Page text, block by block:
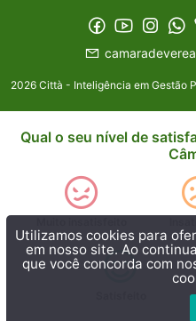
2026 Città - Inteligência em Gestão
Utilizamos cookies para
em nosso site. Ao
que você concorda com
Qual o seu nível de